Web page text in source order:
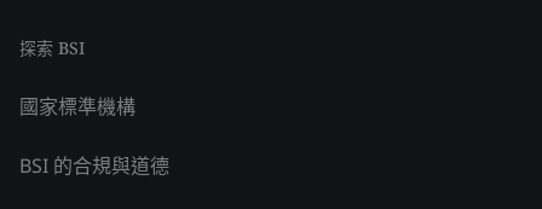
探索 BSI
國家標準機構
BSI 的合規與道德